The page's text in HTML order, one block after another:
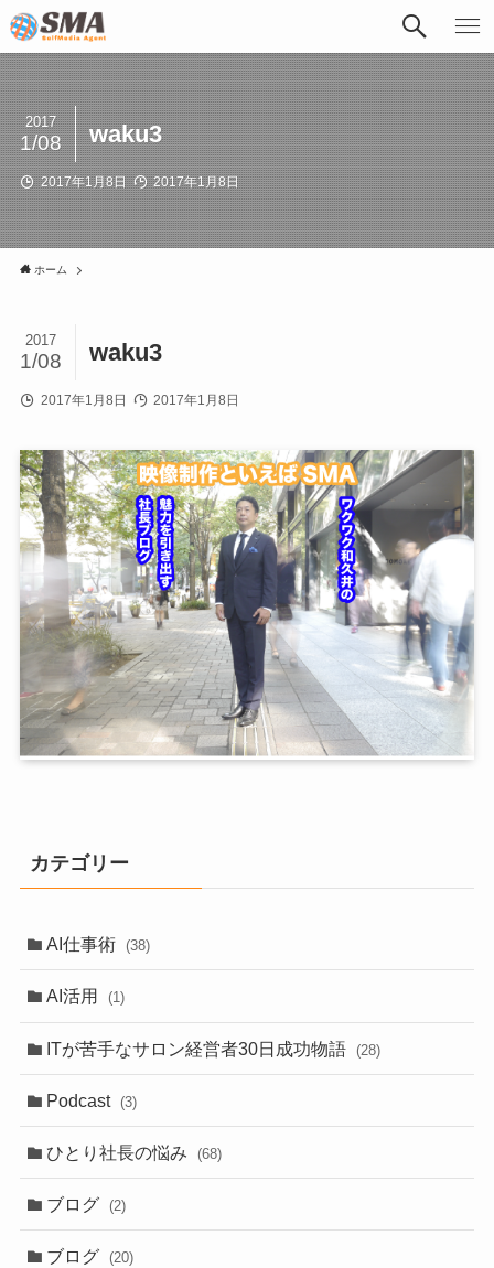
waku3
2017
1/08
2017年1月8日 2017年1月8日
ホーム
waku3
2017
1/08
2017年1月8日 2017年1月8日
カテゴリー
AI仕事術 (38)
AI活用 (1)
ITが苦手なサロン経営者30日成功物語 (28)
Podcast (3)
ひとり社長の悩み (68)
ブログ (2)
ブログ (20)